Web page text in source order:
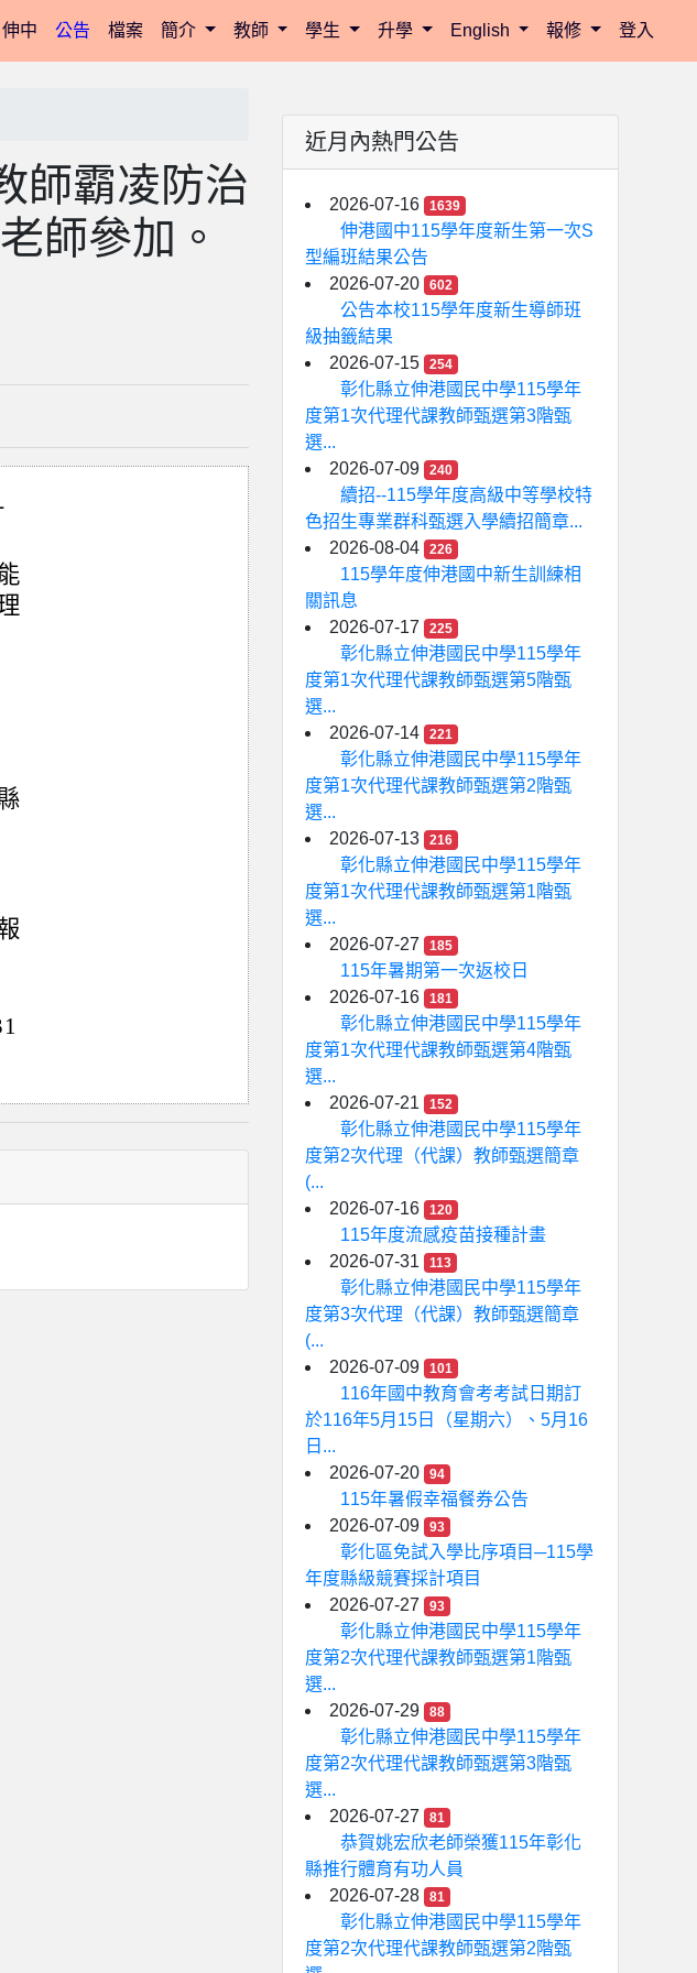
伸中(current)
公告 檔案 簡介 教師 學生 升學 English 報修 登入
師霸凌防治
師參加。
近月內熱門公告
2026-07-16 1639
伸港國中115學年度新生第一次S
型編班結果公告
2026-07-20
602
公告本校115學年度新生導師班
級抽籤結果
2026-07-15
254
彰化縣立伸港國民中學115學年
度第1次代理代課教師甄選第3階甄
選...
2026-07-09
240
續招--115學年度高級中等學校特
色招生專業群科甄選入學續招簡章...
2026-08-04
226
115學年度伸港國中新生訓練相
關訊息
2026-07-17
225
彰化縣立伸港國民中學115學年
度第1次代理代課教師甄選第5階甄
選...
2026-07-14
221
彰化縣立伸港國民中學115學年
度第1次代理代課教師甄選第2階甄
選...
2026-07-13
216
彰化縣立伸港國民中學115學年
度第1次代理代課教師甄選第1階甄
選...
2026-07-27
185
115年暑期第一次返校日
2026-07-16
181
彰化縣立伸港國民中學115學年
度第1次代理代課教師甄選第4階甄
選...
2026-07-21
152
彰化縣立伸港國民中學115學年
度第2次代理（代課）教師甄選簡章
(...
2026-07-16
120
115年度流感疫苗接種計畫
2026-07-31
113
彰化縣立伸港國民中學115學年
度第3次代理（代課）教師甄選簡章
(...
2026-07-09
101
116年國中教育會考考試日期訂
於116年5月15日（星期六）、5月16
日...
2026-07-20
94
115年暑假幸福餐券公告
2026-07-09
93
彰化區免試入學比序項目─115學
年度縣級競賽採計項目
2026-07-27
93
彰化縣立伸港國民中學115學年
度第2次代理代課教師甄選第1階甄
選...
2026-07-29
88
彰化縣立伸港國民中學115學年
度第2次代理代課教師甄選第3階甄
選...
2026-07-27
81
恭賀姚宏欣老師榮獲115年彰化
縣推行體育有功人員
2026-07-28
81
彰化縣立伸港國民中學115學年
度第2次代理代課教師甄選第2階甄